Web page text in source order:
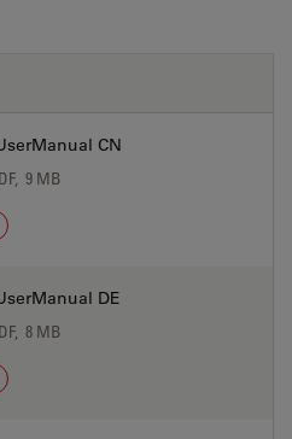
CN
9 MB
DE
8 MB